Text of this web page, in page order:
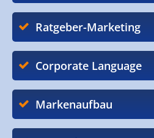
Ratgeber-Marketing
Corporate Language
Markenaufbau